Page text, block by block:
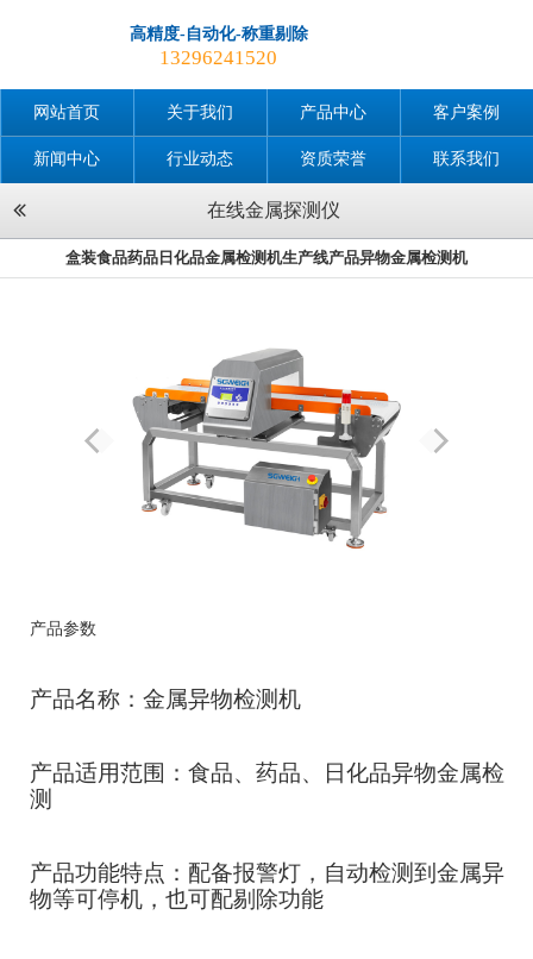
高精度-自动化-称重剔除
13296241520
网站首页 关于我们 产品中心 客户案例
新闻中心 行业动态 资质荣誉 联系我们
在线金属探测仪
盒装食品药品日化品金属检测机生产线产品异物金属检测机
产品参数
产品名称：金属异物检测机
产品适用范围：食品、药品、日化品异物金属检
测
产品功能特点：配备报警灯，自动检测到金属异
物等可停机，也可配剔除功能